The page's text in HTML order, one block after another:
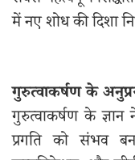
में नए शोध की दिशा
गुरुत्वाकर्षण के
गुरुत्वाकर्षण के
प्रगति को संभव